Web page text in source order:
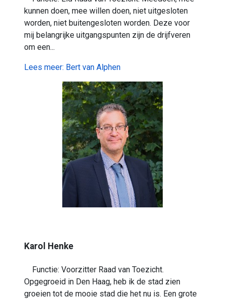
kunnen doen, mee willen doen, niet uitgesloten
worden, niet buitengesloten worden. Deze voor
mij belangrijke uitgangspunten zijn de drijfveren
om een...
Lees meer: Bert van Alphen
Karol Henke
Functie: Voorzitter Raad van Toezicht.
Opgegroeid in Den Haag, heb ik de stad zien
groeien tot de mooie stad die het nu is. Een grote